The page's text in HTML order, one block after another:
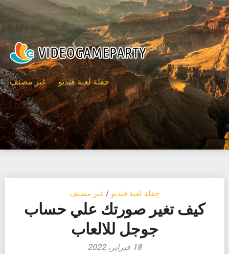
Skip
to
content
حفلة لعبة فيديو غير مصنف
حفلة لعبة فيديو / غير مصنف
كيف تغير صورتك علي حساب
جوجل للالعاب
18 فبراير، 2022